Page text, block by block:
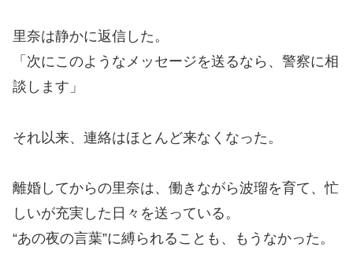
里奈は静かに返信した。
「次にこのようなメッセージを送るなら、警察に相
談します」
それ以来、連絡はほとんど来なくなった。
離婚してからの里奈は、働きながら波瑠を育て、忙
しいが充実した日々を送っている。
“あの夜の言葉”に縛られることも、もうなかった。